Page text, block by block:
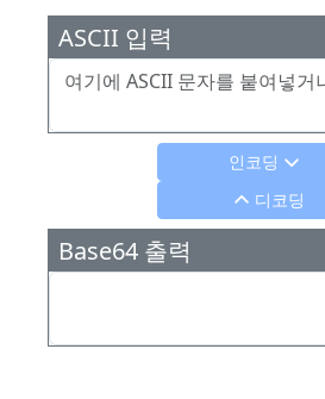
ASCII 입력
인코딩
디코딩
Base64 출력